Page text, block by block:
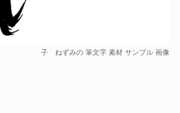
子 ねずみの 筆文字 素材 サンプル 画像